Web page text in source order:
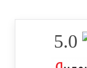
5.0 ‌